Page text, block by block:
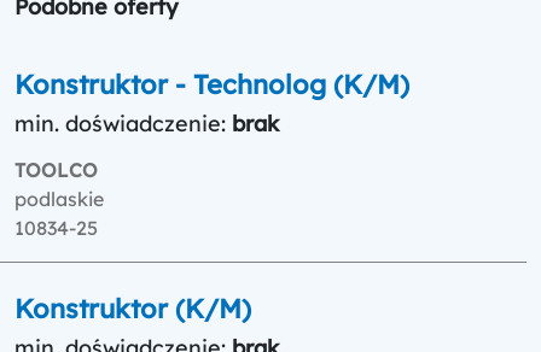
Podobne oferty
Konstruktor - Technolog (K/M)
min. doświadczenie: brak
TOOLCO
podlaskie
10834-25
Konstruktor (K/M)